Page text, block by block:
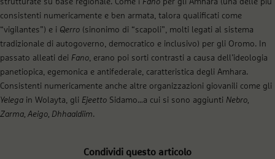
strutturate su base regionale. Come i Fano per gli Amhara (una delle più
consistenti numericamente e ben armata, talora qualificati come
“vigilantes”) e i Qerro (sinonimo di “scapoli”, molti legati al sistema
tradizionale di autogoverno, democratico e inclusivo) per gli Oromo. In
passato alleati dei Fano, erano poi sorti contrasti a causa dell’ideologia
panetiopica, egemonica e antifederale, caratteristica degli Amhara.
Consistenti numericamente anche altre organizzazioni giovanili come gli
Yelega in Wolayta, gli Ejeetto Sidamo…a cui si sono aggiunti Nebro,
Zarma, Aeigo, Dhhaaldiim.
Condividi questo articolo